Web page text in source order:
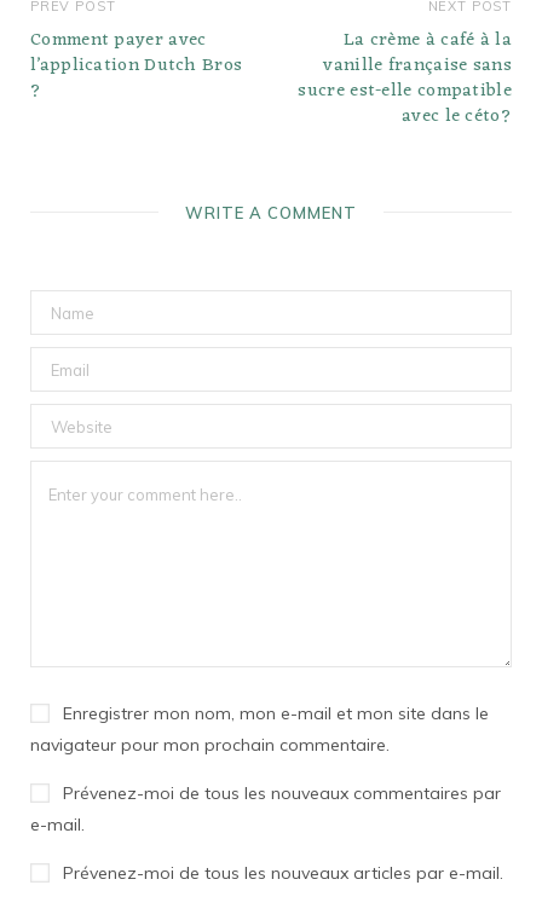
PREV POST
Comment payer avec
l’application Dutch Bros
?
NEXT POST
La crème à café à la
vanille française sans
sucre est-elle compatible
avec le céto?
WRITE A COMMENT
Enregistrer mon nom, mon e-mail et mon site dans le
navigateur pour mon prochain commentaire.
Prévenez-moi de tous les nouveaux commentaires par
e-mail.
Prévenez-moi de tous les nouveaux articles par e-mail.